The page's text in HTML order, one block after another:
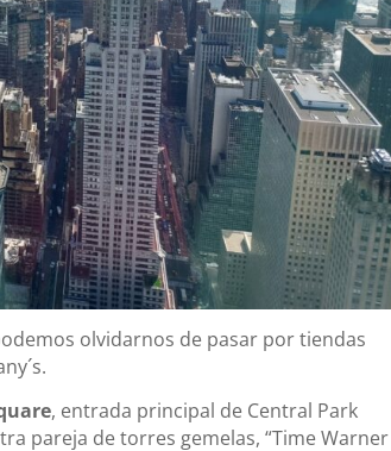
olvidarnos de pasar por tiendas
, entrada principal de Central Park
pareja de torres gemelas, “Time Warner